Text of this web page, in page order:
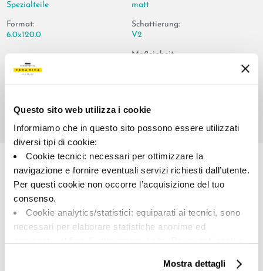
Questo sito web utilizza i cookie
Informiamo che in questo sito possono essere utilizzati
diversi tipi di cookie:
Cookie tecnici: necessari per ottimizzare la
navigazione e fornire eventuali servizi richiesti dall’utente.
Per questi cookie non occorre l’acquisizione del tuo
consenso.
Cookie analytics/statistici: equiparati ai tecnici, sono
necessari per elaborare statistiche anonime ed
Cookie di profilazione/marketing: sono utilizzati, solo
Mostra dettagli
Spezialteile
Format:
6.0x120.0
matt
Schattierung:
V2
Maßeinheit:
Share:
A brand of Cooperativa Ceramica d’Imola